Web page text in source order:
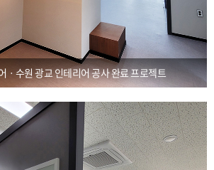
ㆍ수원 광교 인테리어 공사 완료 프로젝트
브 유리칸막이
1일byCUBEDESIGN